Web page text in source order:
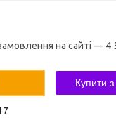
на сайті — 4
Купити з